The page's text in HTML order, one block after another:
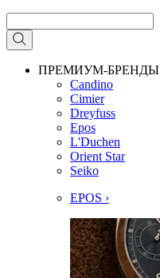
ПРЕМИУМ-БРЕНДЫ
Candino
Cimier
Dreyfuss
Epos
L'Duchen
Orient Star
Seiko
EPOS ›